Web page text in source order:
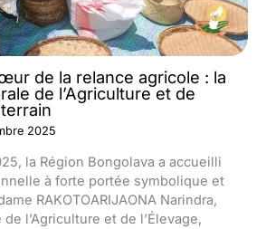
de la relance agricole : la
de l’Agriculture et de
2025
la Région Bongolava a accueilli
à forte portée symbolique et
RAKOTOARIJAONA Narindra,
l’Agriculture et de l’Élevage,